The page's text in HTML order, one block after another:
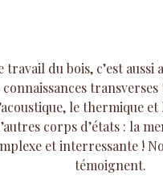
travail du bois, c’est aussi
connaissances transverses
le thermique
corps d’états : la
et interressante !
témoignent.